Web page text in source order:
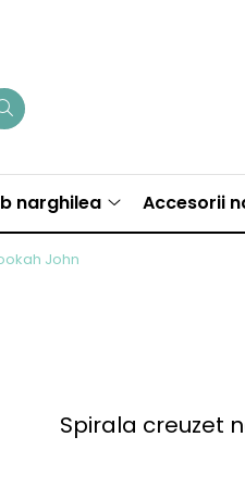
narghilea Accesorii
John
Spirala creuzet